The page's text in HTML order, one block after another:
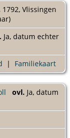
1792, Vlissingen
Ja, datum echter
| Familiekaart
ovl. Ja, datum